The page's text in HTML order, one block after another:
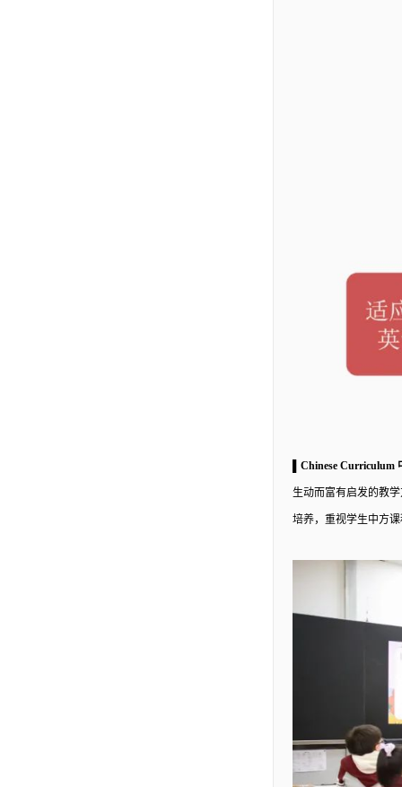
▌Chinese Curriculum
生动而富有启发的教
培养，重视学生中方